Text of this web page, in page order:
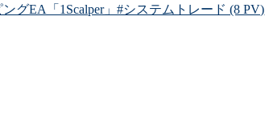
グEA「1Scalper」#システムトレード (8 PV)